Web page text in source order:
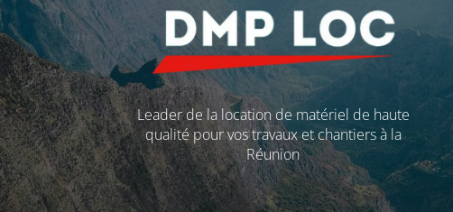
Leader de la location de matériel de haute
qualité pour vos travaux et chantiers à la
Réunion